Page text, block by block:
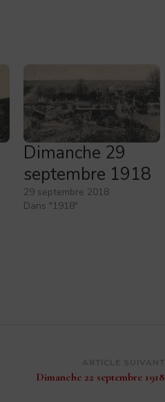
Dimanche 29
septembre 1918
29 septembre 2018
Dans "1918"
Dimanche 22 septembre 1918